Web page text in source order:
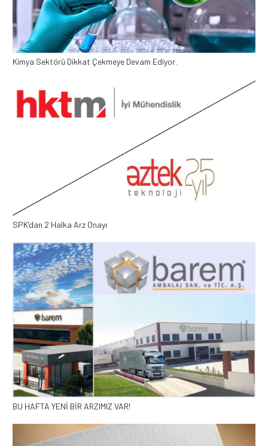
Kimya Sektörü Dikkat Çekmeye Devam Ediyor.
SPK’dan 2 Halka Arz Onayı
BU HAFTA YENİ BİR ARZIMIZ VAR!